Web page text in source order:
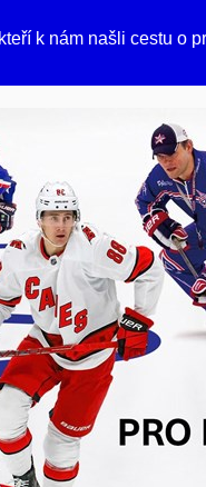
k nám našli cestu o